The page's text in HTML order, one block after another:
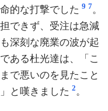
的な打撃でした 9 7。
できず、受注は急減
深刻な廃業の波が起
ある杜光達は、「こ
で悪いのを見たこと
と嘆きました 2。